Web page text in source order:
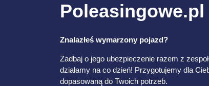
Poleasingowe.pl
Znalazłeś wymarzony pojazd?
Zadbaj o jego ubezpieczenie razem z
działamy na co dzień! Przygotujemy dla
dopasowaną do Twoich potrzeb.